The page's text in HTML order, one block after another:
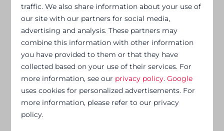
Trier par : Coup de coeur
Résultats (13 parcs)
Le Hameau de la Semois
Belgique - Ardennes
traffic. We also share information about your use of
our site with our partners for social media,
advertising and analysis. These partners may
combine this information with other information
you have provided to them or that they have
collected based on your use of their services. For
more information, see our privacy policy.Google
uses cookies for personalized advertisements. For
more information, please refer to our privacy
policy.